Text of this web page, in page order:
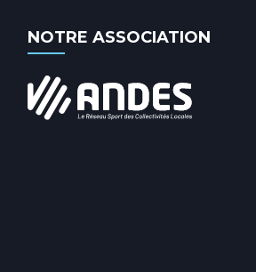
NOTRE ASSOCIATION